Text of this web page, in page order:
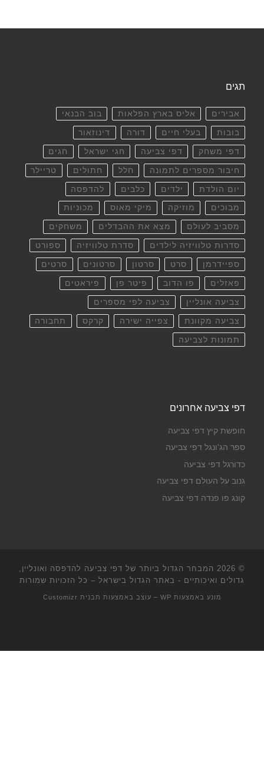
תגים
אבירים אליס בארץ הפלאות בוב הבנאי
בובות בעלי חיים דורה דינוזאור
דפי משחק דפי צביעה חגי ישראל חגים
חיבור מספרים לתמונה חלל חתולים טריילר
יום הולדת ילדים כלבים להדפסה
מבוכים מוזיקה מיקי מאוס מכוניות
מסביב לעולם מצא את ההבדלים משחקים
סדרות טלוויזיה לילדים סדרת טלוויזיה ספורט
ספיידרמן סרט סרטון סרטונים סרטים
פאזלים פו הדוב פיטר פן פיראטים
צביעה אונליין צביעה לפי מספרים
צביעה מקוונת צפייה ישירה קרקס תחבורה
תמונות לצביעה
דפי צביעה אחרונים
חופשת קיץ דפי צביעה
ספר הג'ונגל דפי צביעה
כדורגל דפי צביעה
גנוב על העולם דפי צביעה
קונג פו פנדה דפי צביעה
© 2026
המבחר הגדול ביותר של דפי צביעה להדפסה ואונליין,
גדולים ואיכותיים - באתר הגדול בישראל – כל הזכויות שמורות
מונע באמצעות WP – עוצב באמצעות תבנית Customizr